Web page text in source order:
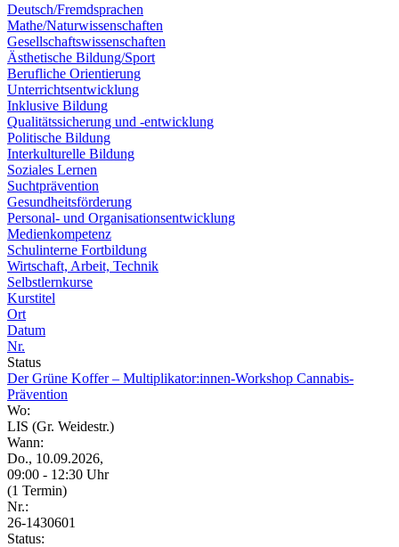
Deutsch/Fremdsprachen
Mathe/Naturwissenschaften
Gesellschaftswissenschaften
Ästhetische Bildung/Sport
Berufliche Orientierung
Unterrichtsentwicklung
Inklusive Bildung
Qualitätssicherung und -entwicklung
Politische Bildung
Interkulturelle Bildung
Soziales Lernen
Suchtprävention
Gesundheitsförderung
Personal- und Organisationsentwicklung
Medienkompetenz
Schulinterne Fortbildung
Wirtschaft, Arbeit, Technik
Selbstlernkurse
Kurstitel
Ort
Datum
Nr.
Status
Der Grüne Koffer – Multiplikator:innen‑Workshop Cannabis-
Prävention
Wo:
LIS (Gr. Weidestr.)
Wann:
Do., 10.09.2026,
09:00 - 12:30 Uhr
(1 Termin)
Nr.:
26-1430601
Status: